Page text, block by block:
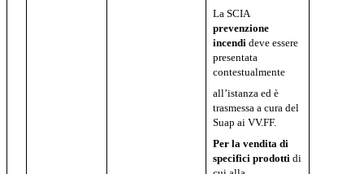
La SCIA
prevenzione
incendideve essere
presentata
contestualmente
all’istanza ed è
trasmessa a cura del
Suap ai VV.FF.
Per la vendita di
specifici prodotti di